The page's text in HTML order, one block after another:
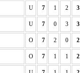
U 7 1 2 3
U 7 0 3 3
O 7 2 0 2
O 7 1 1 2